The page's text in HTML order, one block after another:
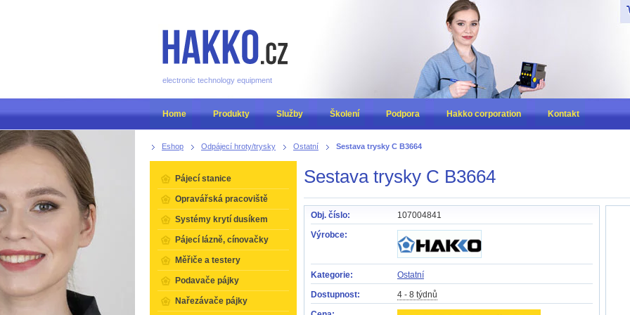
Eshop Odpájecí hroty/trysky Ostatní Sestava trysky C B3664
Sestava trysky C B3664
Obj. číslo:
107004841
Výrobce:
Kategorie:
Ostatní
Dostupnost:
4 - 8 týdnů
Pájecí stanice
Opravářská pracoviště
Systémy krytí dusíkem
Pájecí lázně, cínovačky
Měřiče a testery
Podavače pájky
Nařezávače pájky
electronic technology equipment
Home Produkty Služby Školení Podpora Hakko corporation Kontakt